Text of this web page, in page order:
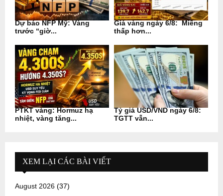
Dự báo NFP Mỹ: Vàng
trước “giờ...
Giá vàng ngày 6/8: Miếng
thấp hơn...
PTKT vàng: Hormuz hạ
nhiệt, vàng tăng...
Tỷ giá USD/VND ngày 6/8:
TGTT vẫn...
XEM LẠI CÁC BÀI VIẾT
August 2026 (37)